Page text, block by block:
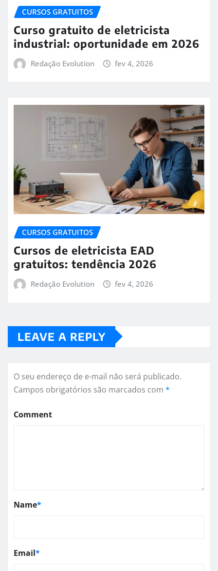
CURSOS GRATUITOS
Curso gratuito de eletricista
industrial: oportunidade em 2026
Redação Evolution fev 4, 2026
CURSOS GRATUITOS
Cursos de eletricista EAD
gratuitos: tendência 2026
Redação Evolution fev 4, 2026
LEAVE A REPLY
O seu endereço de e-mail não será publicado.
Campos obrigatórios são marcados com *
Comment
Name*
Email*